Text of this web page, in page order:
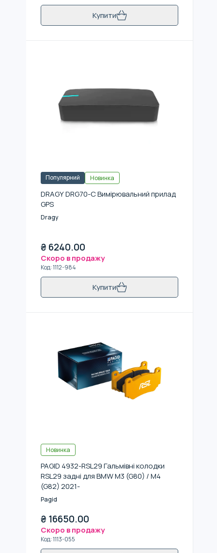
Купити
Популярний Новинка
DRAGY DRG70-C Вимірювальний прилад
GPS
Dragy
₴ 6240.00
Скоро в продажу
Код:1112-984
Купити
Новинка
PAGID 4932-RSL29 Гальмівні колодки
RSL29 задні для BMW M3 (G80) / M4
(G82) 2021-
Pagid
₴ 16650.00
Скоро в продажу
Код:1113-055